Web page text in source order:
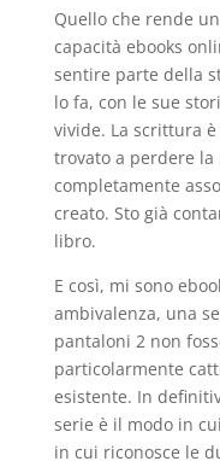
Quello che rende
capacità ebooks
sentire parte della
lo fa, con le sue
vivide. La scrittura
trovato a perdere
completamente
creato. Sto già
libro.
E così, mi sono
ambivalenza, una
pantaloni 2 non
particolarmente
esistente. In
serie è il modo in
in cui riconosce le